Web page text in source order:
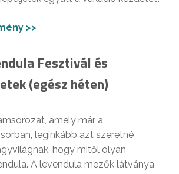
>>
Fesztivál és
(egész héten)
amely már a
leginkább azt szeretné
hogy mitől olyan
A levendula mezők látványa